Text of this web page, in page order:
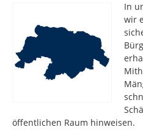
In
wir
öffentlichen Raum hinweisen.